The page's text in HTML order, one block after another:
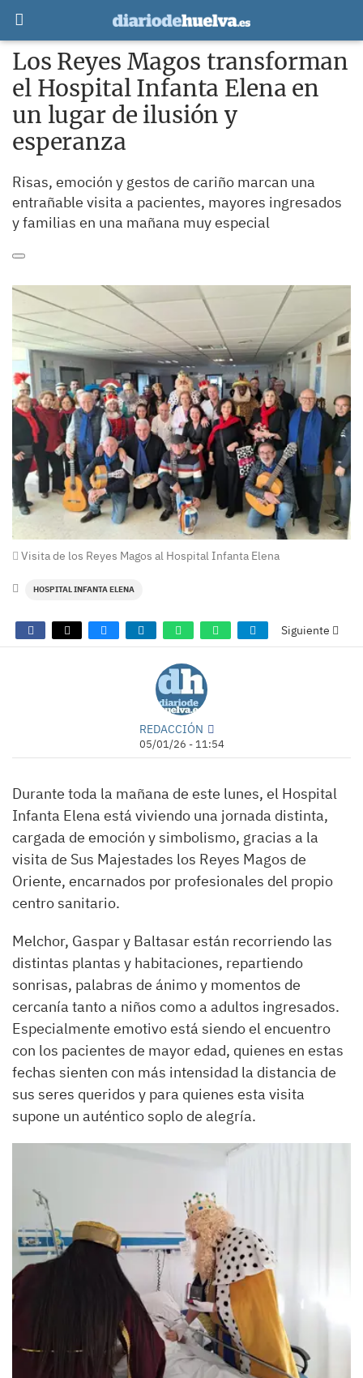
Los Reyes Magos transforman
el Hospital Infanta Elena en
un lugar de ilusión y
esperanza
Risas, emoción y gestos de cariño marcan una
entrañable visita a pacientes, mayores ingresados
y familias en una mañana muy especial
Visita de los Reyes Magos al Hospital Infanta Elena
HOSPITAL INFANTA ELENA
Siguiente
REDACCIÓN
05/01/26 - 11:54
Durante toda la mañana de este lunes, el Hospital
Infanta Elena está viviendo una jornada distinta,
cargada de emoción y simbolismo, gracias a la
visita de Sus Majestades los Reyes Magos de
Oriente, encarnados por profesionales del propio
centro sanitario.
Melchor, Gaspar y Baltasar están recorriendo las
distintas plantas y habitaciones, repartiendo
sonrisas, palabras de ánimo y momentos de
cercanía tanto a niños como a adultos ingresados.
Especialmente emotivo está siendo el encuentro
con los pacientes de mayor edad, quienes en estas
fechas sienten con más intensidad la distancia de
sus seres queridos y para quienes esta visita
supone un auténtico soplo de alegría.